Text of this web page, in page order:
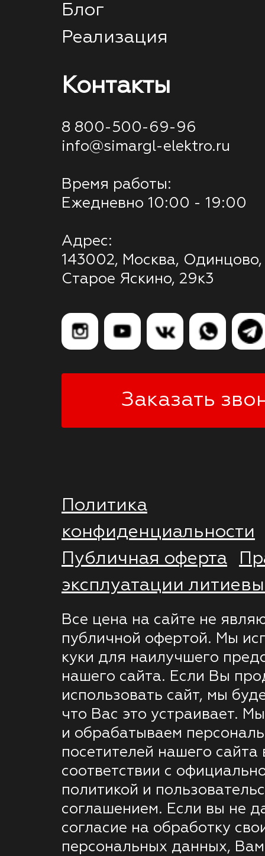
Блог
Реализация
Контакты
8 800-500-69-96
info@simargl-elektro.ru
Время работы:
Ежедневно 10:00 - 19:00
Адрес:
143002, Москва, Одинцово,
Старое Яскино, 29к3
Заказать
Политика
конфиденциальности
Публичная оферта
эксплуатации
Все цена на сайте не
публичной офертой. Мы
куки для наилучшего
нашего сайта. Если Вы
использовать сайт, мы
что Вас это устраивает.
и обрабатываем
посетителей нашего сайта
соответствии с
политикой и
соглашением. Если вы не
согласие на обработку
персональных данных, Вам